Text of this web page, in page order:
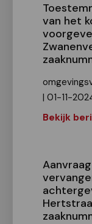
van het
| 01-11-
Bekijk